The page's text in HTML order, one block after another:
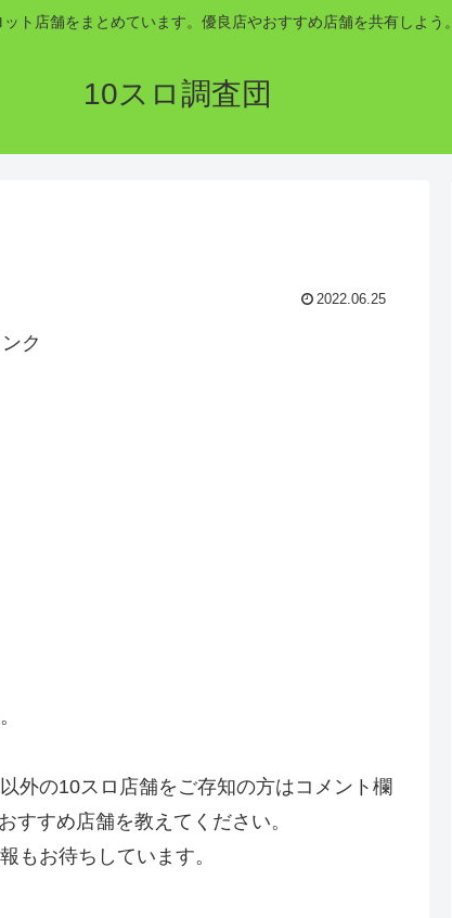
ト店舗をまとめています。優良店やおすすめ店舗を共有しよう。
10スロ調査団
2022.06.25
ク
外の10スロ店舗をご存知の方はコメント欄
すすめ店舗を教えてください。
もお待ちしています。